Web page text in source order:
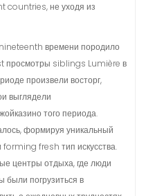
countries, не уходя из
времени породило
просмотры siblings Lumière в
произвели восторг,
выглядели
того периода.
формируя уникальный
forming fresh тип искусства.
центры отдыха, где люди
погрузиться в